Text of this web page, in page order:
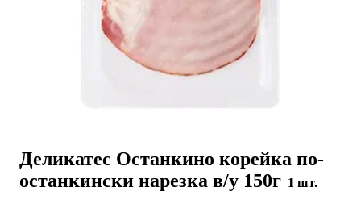
Деликатес Останкино корейка по-
останкински нарезка в/у 150г 1 шт.